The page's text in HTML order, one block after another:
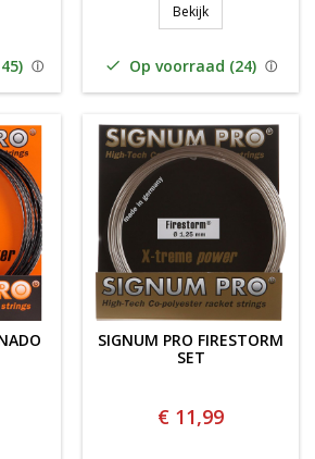
PRO X-PERIENCE SET
BekijkSignum Pro
 Op voorraad (24)
SIGNUM PRO FIRESTORM
SET
€ 11,99